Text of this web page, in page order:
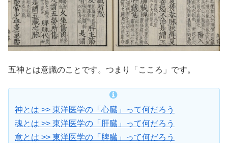
五神とは意識のことです。つまり「こころ」です。
神とは >> 東洋医学の「心臓」って何だろう
魂とは >> 東洋医学の「肝臓」って何だろう
意とは >> 東洋医学の「脾臓」って何だろう